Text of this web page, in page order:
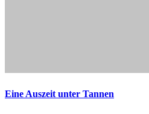
Eine Auszeit unter Tannen